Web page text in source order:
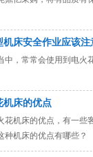
机床安全作业应该
中，常常会使用到电火
机床的优点
花机床的优点，有一些
种机床的优点有哪些？